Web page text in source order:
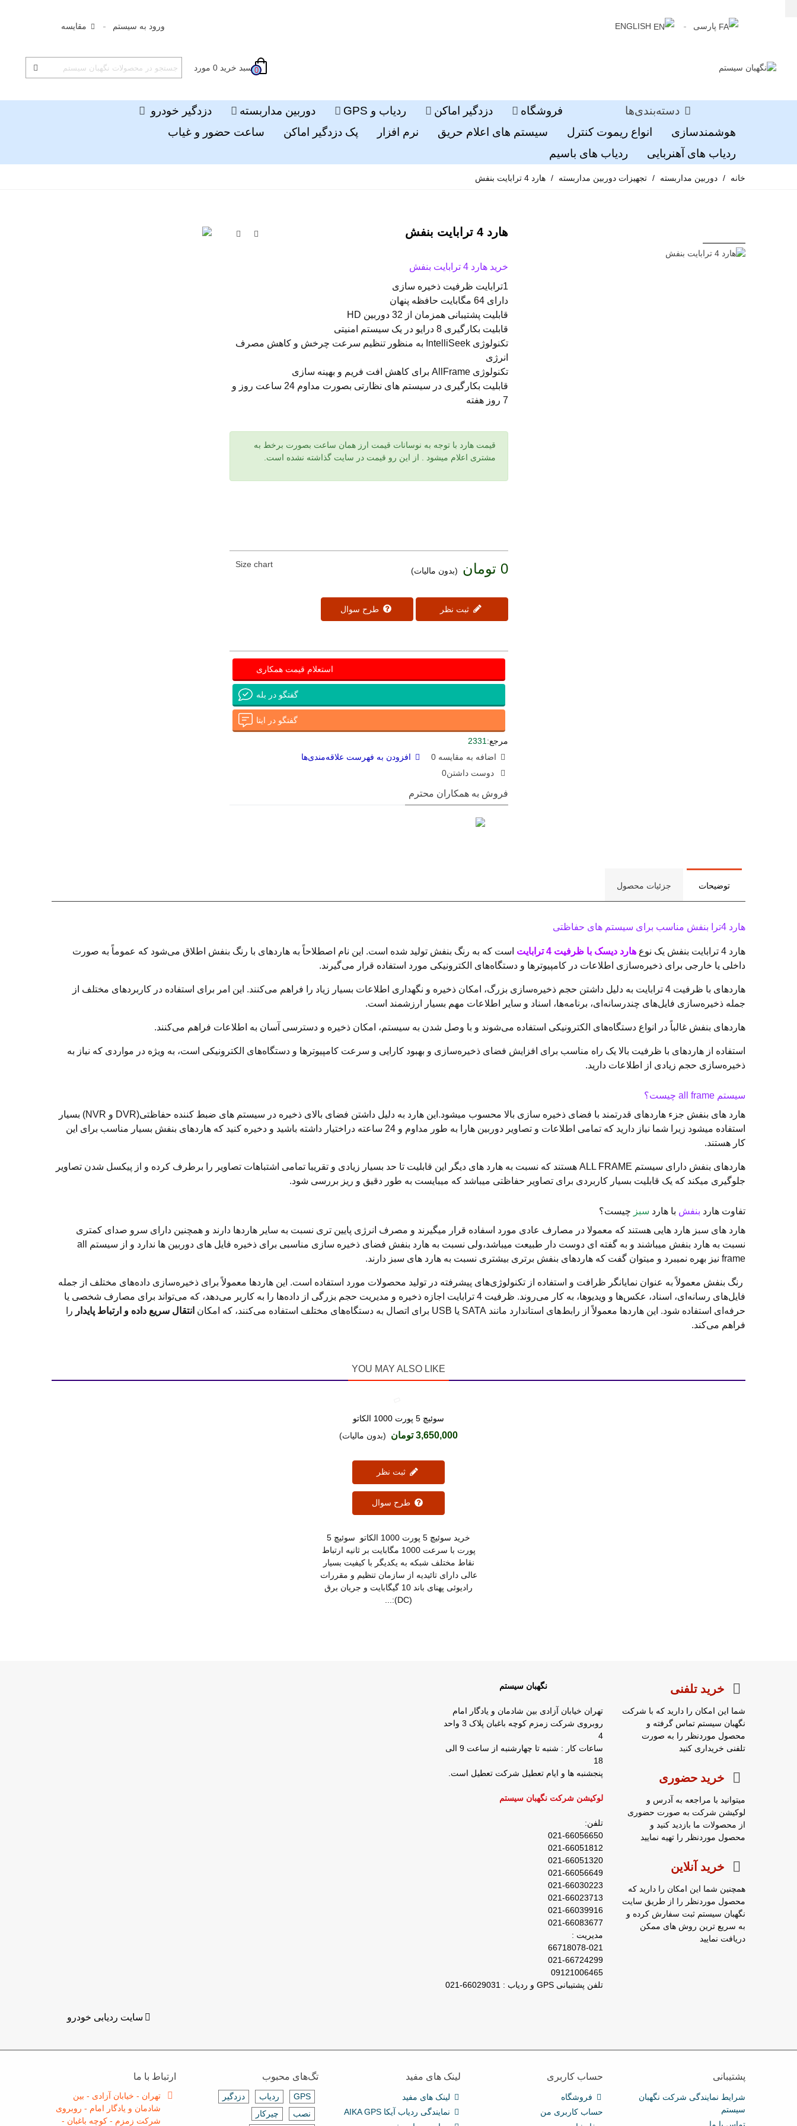
پارسی ENGLISH ورود به سیستم مقایسه
0 سبد خرید 0 مورد
دسته‌بندی‌ها فروشگاه دزدگیر اماکن ردیاب و GPS دوربین مداربسته
دزدگیر خودرو
هوشمندسازی
انواع ریموت کنترل سیستم های اعلام حریق نرم افزار پک دزدگیر اماکن
ساعت حضور و غیاب
ردیاب های آهنربایی
ردیاب های باسیم
خانه / دوربین مداربسته / تجهیزات دوربین مداربسته / هارد 4 ترابایت بنفش
هارد 4 ترابایت بنفش
خرید هارد 4 ترابایت بنفش
1ترابایت ظرفیت ذخیره سازی
دارای 64 مگابایت حافظه پنهان
قابلیت پشتیبانی همزمان از 32 دوربین HD
قابلیت بکارگیری 8 درایو در یک سیستم امنیتی
تکنولوژی IntelliSeek به منظور تنظیم سرعت چرخش و کاهش مصرف
انرژی
تکنولوژی AllFrame برای کاهش افت فریم و بهینه سازی
قابلیت بکارگیری در سیستم های نظارتی بصورت مداوم 24 ساعت روز و
7 روز هفته
قیمت هارد با توجه به نوسانات قیمت ارز همان ساعت بصورت برخط به
مشتری اعلام میشود . از این رو قیمت در سایت گذاشته نشده است.
0 تومان (بدون مالیات)
ثبت نظر طرح سوال
Size chart
استعلام قیمت همکاری
گفتگو در بله
گفتگو در ایتا
مرجع: 2331
اضافه به مقایسه 0
افزودن به فهرست علاقه‌مندی‌ها
دوست داشتن0
فروش به همکاران محترم
توضیحات جزئیات محصول
هارد 4ترا بنفش مناسب برای سیستم های حفاظتی
هارد 4 ترابایت بنفش یک نوع هارد دیسک با ظرفیت 4 ترابایت
است که به رنگ بنفش تولید شده است. این نام اصطلاحاً به هاردهای با رنگ بنفش اطلاق می‌شود که عموماً به صورت
داخلی یا خارجی برای ذخیره‌سازی اطلاعات در کامپیوترها و دستگاه‌های الکترونیکی مورد استفاده قرار می‌گیرند.
هاردهای با ظرفیت 4 ترابایت به دلیل داشتن حجم ذخیره‌سازی بزرگ، امکان ذخیره و نگهداری اطلاعات بسیار زیاد را فراهم می‌کنند. این امر برای استفاده در کاربردهای مختلف از
جمله ذخیره‌سازی فایل‌های چندرسانه‌ای، برنامه‌ها، اسناد و سایر اطلاعات مهم بسیار ارزشمند است.
هاردهای بنفش غالباً در انواع دستگاه‌های الکترونیکی استفاده می‌شوند و با وصل شدن به سیستم، امکان ذخیره و دسترسی آسان به اطلاعات فراهم می‌کنند.
استفاده از هارد‌های با ظرفیت بالا یک راه مناسب برای افزایش فضای ذخیره‌سازی و بهبود کارایی و سرعت کامپیوترها و دستگاه‌های الکترونیکی است، به ویژه در مواردی که نیاز به
ذخیره‌سازی حجم زیادی از اطلاعات دارید.
سیستم all frame چیست؟
هارد های بنفش جزء هاردهای قدرتمند با فضای ذخیره سازی بالا محسوب میشود.این هارد به دلیل داشتن فضای بالای ذخیره در سیستم های ضبط کننده حفاظتی(DVR و NVR) بسیار
استفاده میشود زیرا شما نیاز دارید که تمامی اطلاعات و تصاویر دوربین هارا به طور مداوم و 24 ساعته دراختیار داشته باشید و دخیره کنید که هاردهای بنفش بسیار مناسب برای این
کار هستند.
هاردهای بنفش دارای سیستم ALL FRAME هستند که نسبت به هارد های دیگر این قابلیت تا حد بسیار زیادی و تقریبا تمامی اشتباهات تصاویر را برطرف کرده و از پیکسل شدن تصاویر
جلوگیری میکند که یک قابلیت بسیار کاربردی برای تصاویر حفاظتی میباشد که میبایست به طور دقیق و ریز بررسی شود.
تفاوت هارد بنفش با هارد سبز چیست؟
هارد های سبز هارد هایی هستند که معمولا در مصارف عادی مورد اسفاده قرار میگیرند و مصرف انرژی پایین تری نسبت به سایر هاردها دارند و همچنین دارای سرو صدای کمتری
نسبت به هارد بنفش میباشند و به گفته ای دوست دار طبیعت میباشد،ولی نسبت به هارد بنفش فضای ذخیره سازی مناسبی برای ذخیره فایل های دوربین ها ندارد و از سیستم all
frame نیز بهره نمیبرد و میتوان گفت که هاردهای بنفش برتری بیشتری نسبت به هارد های سبز دارند.
رنگ بنفش معمولاً به عنوان نمایانگر ظرافت و استفاده از تکنولوژی‌های پیشرفته در تولید محصولات مورد استفاده است. این هاردها معمولاً برای ذخیره‌سازی داده‌های مختلف از جمله
فایل‌های رسانه‌ای، اسناد، عکس‌ها و ویدیوها، به کار می‌روند. ظرفیت 4 ترابایت اجازه ذخیره و مدیریت حجم بزرگی از داده‌ها را به کاربر می‌دهد، که می‌تواند برای مصارف شخصی یا
حرفه‌ای استفاده شود. این هاردها معمولاً از رابط‌های استاندارد مانند SATA یا USB برای اتصال به دستگاه‌های مختلف استفاده می‌کنند، که امکان
انتقال سریع داده و ارتباط پایدار را
فراهم می‌کند.
YOU MAY ALSO LIKE
دوست داشتن سوئیچ 5 پورت 1000 الکاتو
3,650,000 تومان (بدون مالیات)
ثبت نظر
طرح سوال
خرید سوئیچ 5 پورت 1000 الکاتو سوئیچ 5
پورت با سرعت 1000 مگابایت بر ثانیه ارتباط
نقاط مختلف شبکه به یکدیگر با کیفیت بسیار
عالی دارای تائیدیه از سازمان تنظیم و مقررات
رادیوئی پهنای باند 10 گیگابایت و جریان برق
(DC):...
خرید تلفنی
شما این امکان را دارید که با شرکت
نگهبان سیستم تماس گرفته و
محصول موردنظر را به صورت
تلفنی خریداری کنید
خرید حضوری
میتوانید با مراجعه به آدرس و
لوکیشن شرکت به صورت حضوری
از محصولات ما بازدید کنید و
محصول موردنظر را تهیه نمایید
خرید آنلاین
همچنین شما این امکان را دارید که
محصول موردنظر را از طریق سایت
نگهبان سیستم ثبت سفارش کرده و
به سریع ترین روش های ممکن
دریافت نمایید
نگهبان سیستم
تهران خیابان آزادی بین شادمان و یادگار امام
روبروی شرکت زمزم کوچه باغبان پلاک 3 واحد
4
ساعات کار : شنبه تا چهارشنبه از ساعت 9 الی
18
پنجشنبه ها و ایام تعطیل شرکت تعطیل است.
لوکیشن شرکت نگهبان سیستم
تلفن:
021-66056650
021-66051812
021-66051320
021-66056649
021-66030223
021-66023713
021-66039916
021-66083677
مدیریت :
66718078-021
021-66724299
09121006465
تلفن پشتیبانی GPS و ردیاب : 66029031-021
سایت ردیابی خودرو
پشتیبانی
شرایط نمایندگی شرکت نگهبان
سیستم
تماس با ما
حساب کاربری
فروشگاه
حساب کاربری من
لینک های مفید
لینک های مفید
نمایندگی ردیاب آیکا AIKA GPS
تگ‌های محبوب
GPS ردیاب
دزدگیر
نصب
چیرکار
ارتباط با ما
تهران - خیابان آزادی - بین
شادمان و یادگار امام - روبروی
شرکت زمزم - کوچه باغبان -